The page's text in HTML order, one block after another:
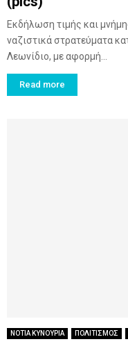
Εκδήλωση τιμής και
ναζιστικά στρατεύματα
Λεωνίδιο, με αφορμή...
Read more
ΝΟΤΙΑ ΚΥΝΟΥΡΙΑ ΠΟΛΙΤΙΣΜΟΣ